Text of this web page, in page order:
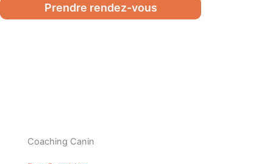
Prendre rendez-vous
Coaching Canin